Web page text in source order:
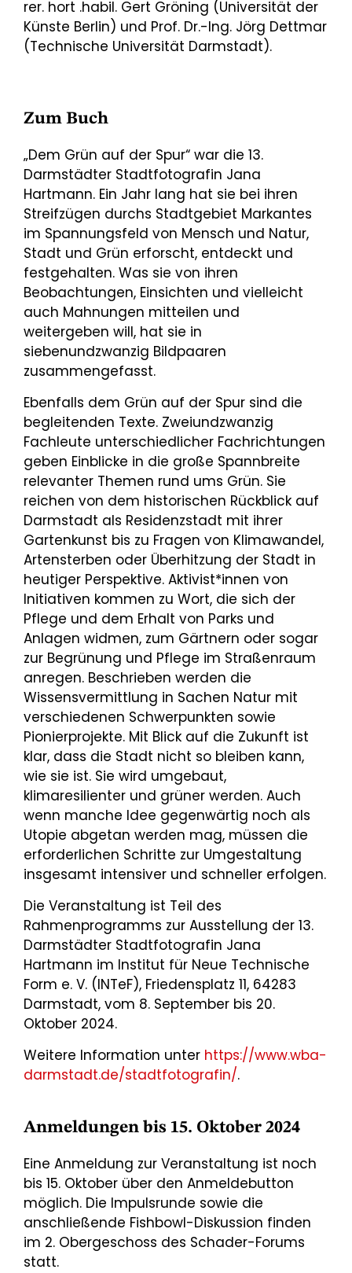
rer. hort .habil. Gert Gröning (Universität der
Künste Berlin) und Prof. Dr.-Ing. Jörg Dettmar
(Technische Universität Darmstadt).
Zum Buch
„Dem Grün auf der Spur“ war die 13.
Darmstädter Stadtfotografin Jana
Hartmann. Ein Jahr lang hat sie bei ihren
Streifzügen durchs Stadtgebiet Markantes
im Spannungsfeld von Mensch und Natur,
Stadt und Grün erforscht, entdeckt und
festgehalten. Was sie von ihren
Beobachtungen, Einsichten und vielleicht
auch Mahnungen mitteilen und
weitergeben will, hat sie in
siebenundzwanzig Bildpaaren
zusammengefasst.
Ebenfalls dem Grün auf der Spur sind die
begleitenden Texte. Zweiundzwanzig
Fachleute unterschiedlicher Fachrichtungen
geben Einblicke in die große Spannbreite
relevanter Themen rund ums Grün. Sie
reichen von dem historischen Rückblick auf
Darmstadt als Residenzstadt mit ihrer
Gartenkunst bis zu Fragen von Klimawandel,
Artensterben oder Überhitzung der Stadt in
heutiger Perspektive. Aktivist*innen von
Initiativen kommen zu Wort, die sich der
Pflege und dem Erhalt von Parks und
Anlagen widmen, zum Gärtnern oder sogar
zur Begrünung und Pflege im Straßenraum
anregen. Beschrieben werden die
Wissensvermittlung in Sachen Natur mit
verschiedenen Schwerpunkten sowie
Pionierprojekte. Mit Blick auf die Zukunft ist
klar, dass die Stadt nicht so bleiben kann,
wie sie ist. Sie wird umgebaut,
klimaresilienter und grüner werden. Auch
wenn manche Idee gegenwärtig noch als
Utopie abgetan werden mag, müssen die
erforderlichen Schritte zur Umgestaltung
insgesamt intensiver und schneller erfolgen.
Die Veranstaltung ist Teil des
Rahmenprogramms zur Ausstellung der 13.
Darmstädter Stadtfotografin Jana
Hartmann im Institut für Neue Technische
Form e. V. (INTeF), Friedensplatz 11, 64283
Darmstadt, vom 8. September bis 20.
Oktober 2024.
Weitere Information unter https://www.wba-
darmstadt.de/stadtfotografin/.
Anmeldungen bis 15. Oktober 2024
Eine Anmeldung zur Veranstaltung ist noch
bis 15. Oktober über den Anmeldebutton
möglich. Die Impulsrunde sowie die
anschließende Fishbowl-Diskussion finden
im 2. Obergeschoss des Schader-Forums
statt.